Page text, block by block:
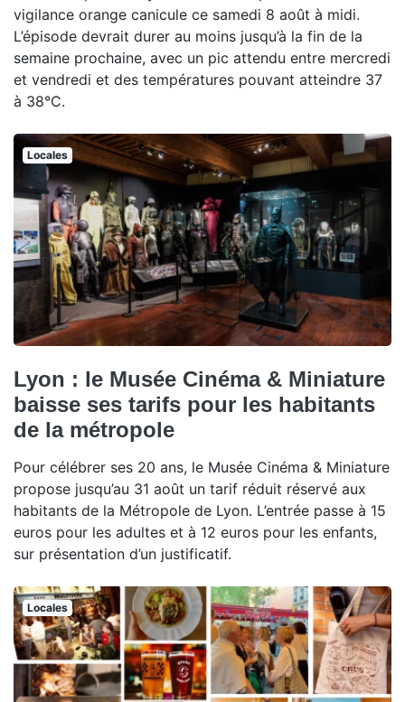
vigilance orange canicule ce samedi 8 août à midi.
L’épisode devrait durer au moins jusqu’à la fin de la
semaine prochaine, avec un pic attendu entre mercredi
et vendredi et des températures pouvant atteindre 37
à 38°C.
Locales
Lyon : le Musée Cinéma & Miniature
baisse ses tarifs pour les habitants
de la métropole
Pour célébrer ses 20 ans, le Musée Cinéma & Miniature
propose jusqu’au 31 août un tarif réduit réservé aux
habitants de la Métropole de Lyon. L’entrée passe à 15
euros pour les adultes et à 12 euros pour les enfants,
sur présentation d’un justificatif.
Locales